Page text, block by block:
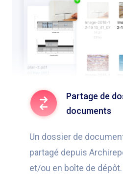
Partage de
documents
Un dossier de
partagé depuis
et/ou en boîte de